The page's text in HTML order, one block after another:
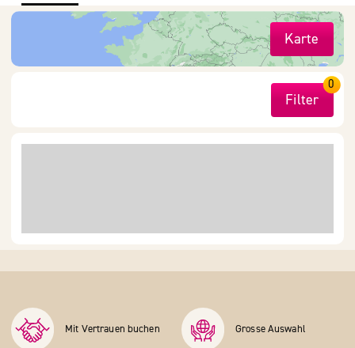
Karte
Filter
0
Mit Vertrauen buchen Grosse Auswahl